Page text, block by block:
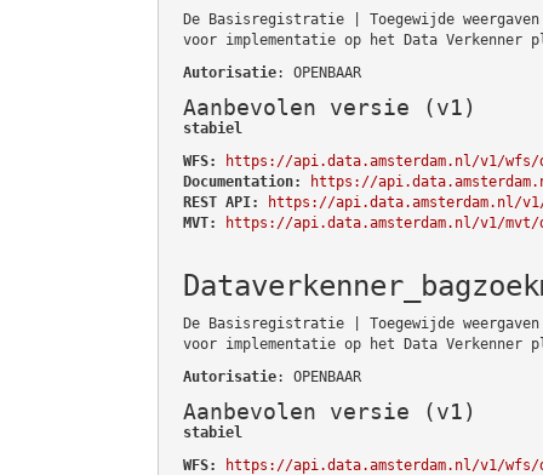
De Basisregistratie | Toegewijde
voor implementatie op het Data Verkenner
Autorisatie: OPENBAAR
Aanbevolen versie (v1)
stabiel
WFS:
https://api.data.amsterdam.nl/v1/wfs/
Documentation:
https://
REST API:
https://api.data.amsterdam.nl/
MVT:
https://api.data.amsterdam.nl/v1/mvt/
De Basisregistratie | Toegewijde
voor implementatie op het Data Verkenner
Autorisatie: OPENBAAR
Aanbevolen versie (v1)
stabiel
WFS:
https://api.data.amsterdam.nl/v1/wfs/